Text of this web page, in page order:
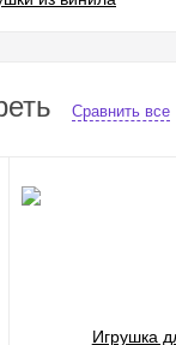
Сравнить все